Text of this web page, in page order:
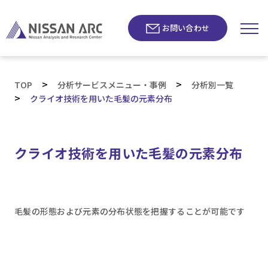
お問い合わせ
TOP > 分析サービスメニュー・事例 > 分析別一覧
> クライオ技術を用いた毛髪の元素分布
クライオ技術を用いた毛髪の元素分布
毛髪の形態および元素の分布状態を把握することが可能です